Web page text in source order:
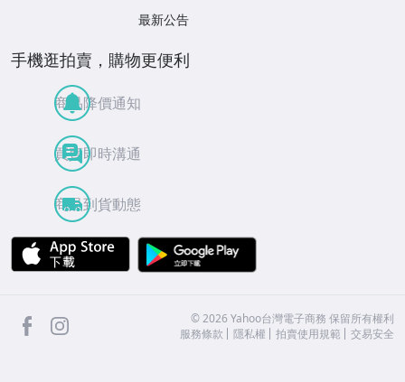
最新公告
手機逛拍賣，購物更便利
商品降價通知
買賣即時溝通
商品到貨動態
APP Store
facebook ©2026 Yahoo台灣電子商務 保留所有權利
服務條款
隱私權 拍賣使用規範 交易安全